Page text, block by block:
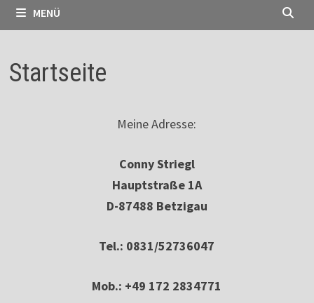
MENÜ
Startseite
Meine Adresse:
Conny Striegl
Hauptstraße 1A
D-87488 Betzigau
Tel.: 0831/52736047
Mob.: +49 172 2834771